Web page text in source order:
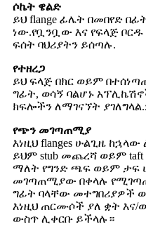
ሶኬት ዌልድ
ይህ flange ፊሌት በመበየድ
ነው.የቧንቧው እና የፍላጅ
ፍሰት ባህሪያትን ይሰጣሉ.
የተዘረጋ
ይህ ፍላጅ በክር ወይም
ግፊት, ወሳኝ ባልሆኑ
ክፍሎችን ለማገናኘት
የጭን መገጣጠሚያ
እነዚህ flanges ሁልጊዜ ከኋላው
ይህም stub መጨረሻ ወይም
ማለት የግንድ ጫፍ ወይም ታፍ
መገጣጠሚያው በቀላሉ
ግፊት ባላቸው መተግበሪያዎች
እነዚህ ጠርሙሶች ያለ ቋት እና/
ውስጥ ሊቀርቡ ይችላሉ።